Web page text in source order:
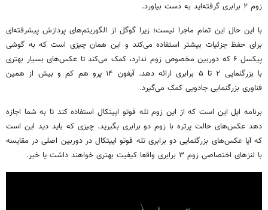
زوم ۲ برابری گرفته‌اید به دست بیاورد.
با این حال این تمام ماجرا نیست؛ زیرا گوگل از الگوریتم‌های پردازش پیشرفته‌ای
برای حفظ جزئیات بیشتر استفاده می‌کند و این همان چیزی است که به گوشی
پیکسل ۶ که دوربین مخصوص زوم ندارد، کمک می‌کند تا عکس‌های بسیار بهتری
با بزرگنمایی ۲ تا ۵ برابری ارائه دهد. آیفون ۱۴ پرو هم کم و بیش از همین
فناوری بزرگنمایی جادویی کمک می‌گیرد.
برنامه اپل این است که از این زوم تله فوتو اپیتکال استفاده کند تا به شما اجازه
دهد عکس‌های حالت پرتره با زوم دو برابری بگیرید. چیزی که باید دید این است
که آیا عکس‌های بزرگنمایی دو برابری تله فوتو اپیتکال در دوربین اصلی در مقایسه
با لنزهای اختصاصی زوم ۳ برابری واقعا کیفیت بهتری خواهند داشت یا خیر.